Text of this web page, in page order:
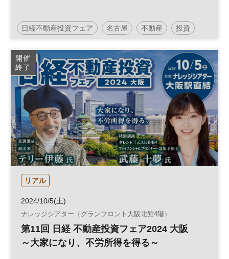
日経不動産投資フェア 名古屋 不動産 投資
資産形成 不動産投資
参加無料
開催
終了
リアル
2024/10/5(土)
ナレッジシアター（グランフロント大阪北館4階）
第11回 日経 不動産投資フェア2024 大阪
～大家になり、不労所得を得る～